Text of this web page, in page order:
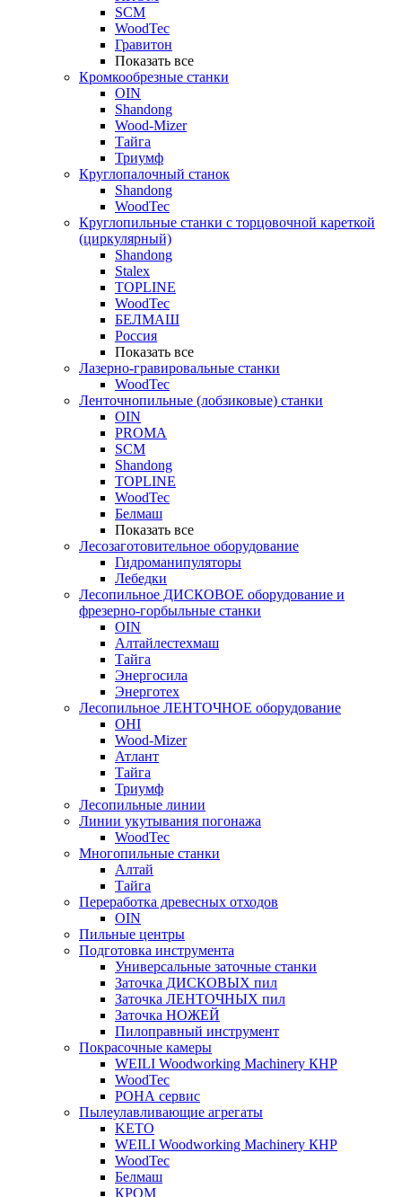
SCM
WoodTec
Гравитон
Показать все
Кромкообрезные станки
OIN
Shandong
Wood-Mizer
Тайга
Триумф
Круглопалочный станок
Shandong
WoodTec
Круглопильные станки с торцовочной кареткой
(циркулярный)
Shandong
Stalex
TOPLINE
WoodTec
БЕЛМАШ
Россия
Показать все
Лазерно-гравировальные станки
WoodTec
Ленточнопильные (лобзиковые) станки
OIN
PROMA
SCM
Shandong
TOPLINE
WoodTec
Белмаш
Показать все
Лесозаготовительное оборудование
Гидроманипуляторы
Лебедки
Лесопильное ДИСКОВОЕ оборудование и
фрезерно-горбыльные станки
OIN
Алтайлестехмаш
Тайга
Энергосила
Энерготех
Лесопильное ЛЕНТОЧНОЕ оборудование
OHI
Wood-Mizer
Атлант
Тайга
Триумф
Лесопильные линии
Линии укутывания погонажа
WoodTec
Многопильные станки
Алтай
Тайга
Переработка древесных отходов
OIN
Пильные центры
Подготовка инструмента
Универсальные заточные станки
Заточка ДИСКОВЫХ пил
Заточка ЛЕНТОЧНЫХ пил
Заточка НОЖЕЙ
Пилоправный инструмент
Покрасочные камеры
WEILI Woodworking Machinery КНР
WoodTec
РОНА сервис
Пылеулавливающие агрегаты
KETO
WEILI Woodworking Machinery КНР
WoodTec
Белмаш
КРОМ